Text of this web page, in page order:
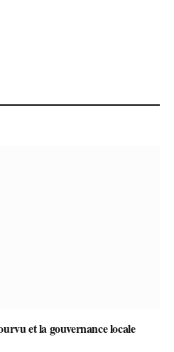
et la gouvernance locale